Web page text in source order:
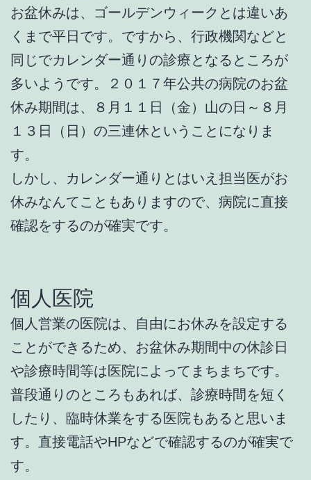
お盆休みは、ゴールデンウィークとは違いあ
くまで平日です。ですから、行政機関などと
同じでカレンダー通りの診療となるところが
多いようです。２０１７年公共の病院のお盆
休み期間は、８月１１日（金）山の日～８月
１３日（日）の三連休ということになりま
す。
しかし、カレンダー通りとはいえ担当医がお
休みなんてこともありますので、病院に直接
確認をするのが確実です。
個人医院
個人営業の医院は、自由にお休みを設定する
ことができるため、お盆休み期間中の休診日
や診療時間等は医院によってまちまちです。
普段通りのところもあれば、診療時間を短く
したり、臨時休業をする医院もあると思いま
す。直接電話やHPなどで確認するのが確実で
す。